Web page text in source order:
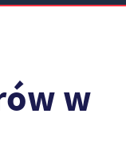
w